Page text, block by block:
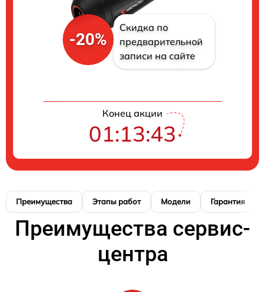
-20%
Скидка по
предварительной
записи на сайте
Конец акции
01:13:42
Преимущества Этапы работ Модели Гарантия
Преимущества сервис-
центра